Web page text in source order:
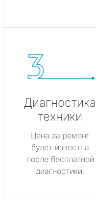
Диагностика
техники
Цена за ремонт
будет известна
после бесплатной
диагностики.